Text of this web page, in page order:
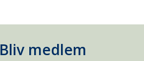
Bliv medlem